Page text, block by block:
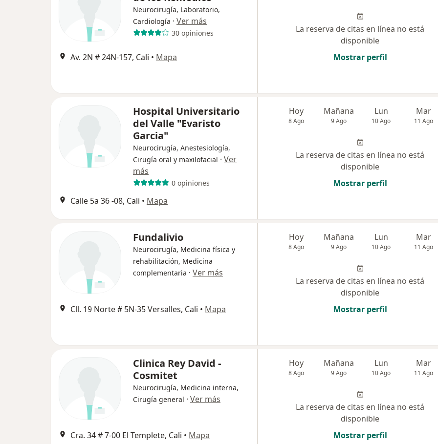
Neurocirugía, Laboratorio,
Cardiología · Ver más
30 opiniones
Av. 2N # 24N-157, Cali • Mapa
La reserva de citas en línea no está
disponible
Mostrar perfil
Hospital Universitario
del Valle "Evaristo
Garcia"
Neurocirugía, Anestesiología,
Cirugía oral y maxilofacial · Ver
más
0 opiniones
Calle 5a 36 -08, Cali • Mapa
Hoy
8 Ago
Mañana
9 Ago
Lun
10 Ago
Mar
11 Ago
La reserva de citas en línea no está
disponible
Mostrar perfil
Fundalivio
Neurocirugía, Medicina física y
rehabilitación, Medicina
complementaria · Ver más
Cll. 19 Norte # 5N-35 Versalles, Cali • Mapa
Hoy
8 Ago
Mañana
9 Ago
Lun
10 Ago
Mar
11 Ago
La reserva de citas en línea no está
disponible
Mostrar perfil
Clinica Rey David -
Cosmitet
Neurocirugía, Medicina interna,
Cirugía general · Ver más
Cra. 34 # 7-00 El Templete, Cali • Mapa
Hoy
8 Ago
Mañana
9 Ago
Lun
10 Ago
Mar
11 Ago
La reserva de citas en línea no está
disponible
Mostrar perfil